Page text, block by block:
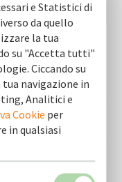
può fare cofidi.it
e Statistici di
da quello
la tua
su "Accetta tutti"
Ciccando su
navigazione in
Analitici e
Cookie per
in qualsiasi